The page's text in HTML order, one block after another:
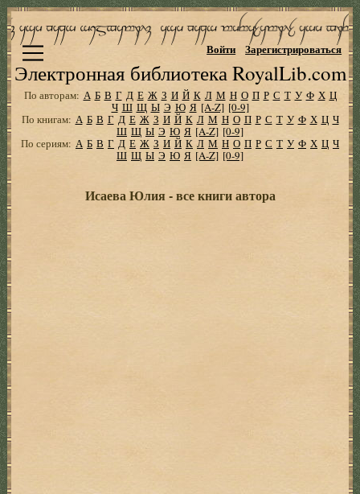
Электронная библиотека RoyalLib.com
Войти Зарегистрироваться
По авторам: А Б В Г Д Е Ж З И Й К Л М Н О П Р С Т У Ф Х Ц
Ч Ш Щ Ы Э Ю Я [A-Z] [0-9]
По книгам: А Б В Г Д Е Ж З И Й К Л М Н О П Р С Т У Ф Х Ц Ч
Ш Щ Ы Э Ю Я [A-Z] [0-9]
По сериям: А Б В Г Д Е Ж З И Й К Л М Н О П Р С Т У Ф Х Ц Ч
Ш Щ Ы Э Ю Я [A-Z] [0-9]
Исаева Юлия - все книги автора